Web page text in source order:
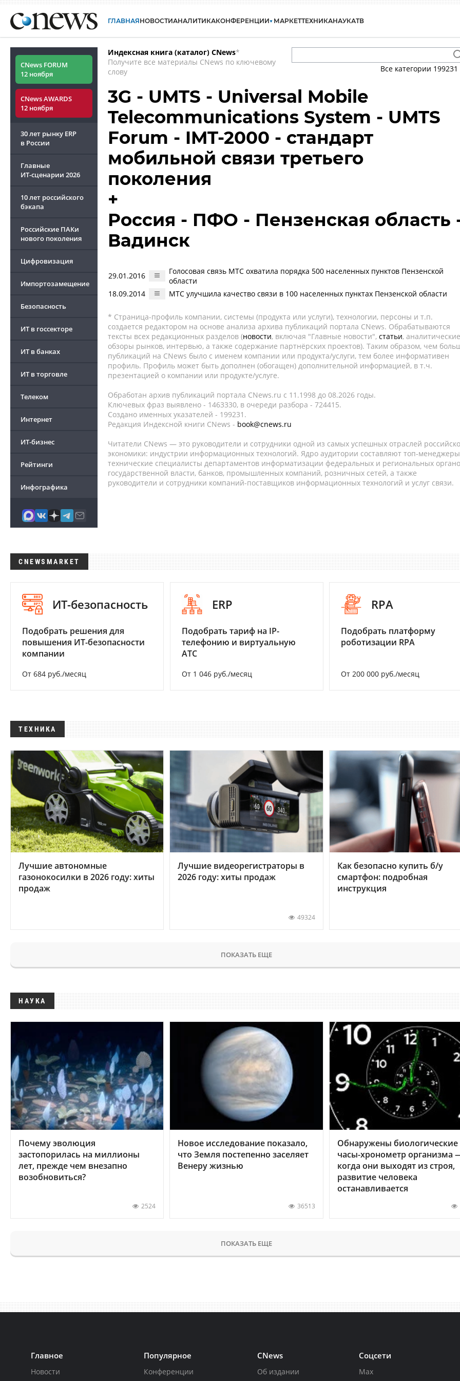
ГЛАВНАЯНОВОСТИАНАЛИТИКАКОНФЕРЕНЦИИ МАРКЕТТЕХНИКАНАУКАТВ
CNews FORUM
12 ноября
CNews AWARDS
12 ноября
30 лет рынку ERP
в России
Главные
ИТ-сценарии 2026
10 лет российского
бэкапа
Российские ПАКи
нового поколения
Цифровизация
Импортозамещение
Безопасность
ИТ в госсекторе
ИТ в банках
ИТ в торговле
Телеком
Интернет
ИТ-бизнес
Рейтинги
Инфографика
Индексная книга (каталог) CNews*
Получите все материалы CNews по ключевому
слову
Все категории 199231
3G - UMTS - Universal Mobile
Telecommunications System - UMTS
Forum - IMT-2000 - стандарт
мобильной связи третьего
поколения
+
Россия - ПФО - Пензенская область
Вадинск
29.01.2016
Голосовая связь МТС охватила порядка 500 населенных пунктов Пензенской
области
18.09.2014
МТС улучшила качество связи в 100 населенных пунктах Пензенской области
* Страница-профиль компании, системы (продукта или услуги), технологии, персоны и т.п.
создается редактором на основе анализа архива публикаций портала CNews. Обрабатываются
тексты всех редакционных разделов (новости, включая "Главные новости", статьи, аналитические
обзоры рынков, интервью, а также содержание партнёрских проектов). Таким образом, чем
публикаций на CNews было с именем компании или продукта/услуги, тем более информативен
профиль. Профиль может быть дополнен (обогащен) дополнительной информацией, в т.ч.
презентацией о компании или продукте/услуге.
Обработан архив публикаций портала CNews.ru c 11.1998 до 08.2026 годы.
Ключевых фраз выявлено - 1463330, в очереди разбора - 724415.
Создано именных указателей - 199231.
Редакция Индексной книги CNews - book@cnews.ru
Читатели CNews — это руководители и сотрудники одной из самых успешных отраслей
экономики: индустрии информационных технологий. Ядро аудитории составляют топ-
технические специалисты департаментов информатизации федеральных и региональных
государственной власти, банков, промышленных компаний, розничных сетей, а также
руководители и сотрудники компаний-поставщиков информационных технологий и услуг связи.
CNEWSMARKET
ИТ-безопасность
Подобрать решения для
повышения ИТ-безопасности
компании
От 684 руб./месяц
ERP
Подобрать тариф на IP-
телефонию и виртуальную
АТС
От 1 046 руб./месяц
RPA
Подобрать платформу
роботизации RPA
От 200 000 руб./месяц
ТЕХНИКА
Лучшие автономные
газонокосилки в 2026 году: хиты
продаж
Лучшие видеорегистраторы в
2026 году: хиты продаж
49324
Как безопасно купить б/у
смартфон: подробная
инструкция
ПОКАЗАТЬ ЕЩЕ
НАУКА
Почему эволюция
застопорилась на миллионы
лет, прежде чем внезапно
возобновиться?
2524
Новое исследование показало,
что Земля постепенно заселяет
Венеру жизнью
36513
Обнаружены биологические
часы-хронометр организма
когда они выходят из строя,
развитие человека
останавливается
ПОКАЗАТЬ ЕЩЕ
Главное
Новости
Популярное
Конференции
CNews
Об издании
Соцсети
Max